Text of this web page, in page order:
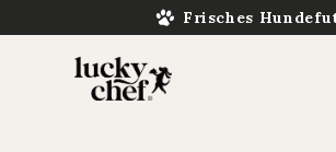
Frisches